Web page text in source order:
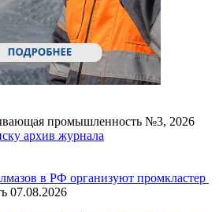
промышленность №3, 2026
архив журнала
в РФ организуют промкластер
07.08.2026